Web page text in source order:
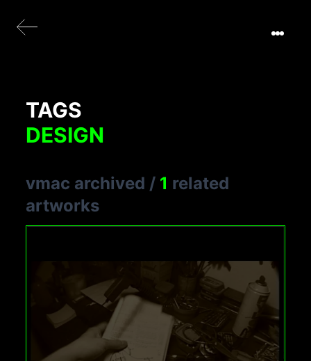
TAGS
DESIGN
vmac archived / 1 related
artworks